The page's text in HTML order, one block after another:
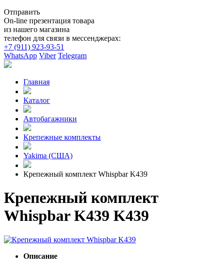
Отправить
On-line презентация товара
из нашего магазина
телефон для связи в мессенджерах:
+7 (911) 923-93-51
WhatsApp Viber Telegram
Главная
Каталог
Автобагажники
Крепежные комплекты
Yakima (США)
Крепежный комплект Whispbar K439
Крепежный комплект
Whispbar K439 K439
Описание